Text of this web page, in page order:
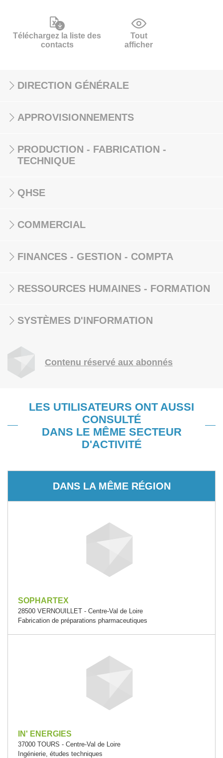
Téléchargez la liste des
contacts
Tout
afficher
DIRECTION GÉNÉRALE
APPROVISIONNEMENTS
PRODUCTION - FABRICATION -
TECHNIQUE
QHSE
COMMERCIAL
FINANCES - GESTION - COMPTA
RESSOURCES HUMAINES - FORMATION
SYSTÈMES D'INFORMATION
Contenu réservé aux abonnés
LES UTILISATEURS ONT AUSSI
CONSULTÉ
DANS LE MÊME SECTEUR
D'ACTIVITÉ
DANS LA MÊME RÉGION
SOPHARTEX
28500 VERNOUILLET - Centre-Val de Loire
Fabrication de préparations pharmaceutiques
IN' ENERGIES
37000 TOURS - Centre-Val de Loire
Ingénierie, études techniques